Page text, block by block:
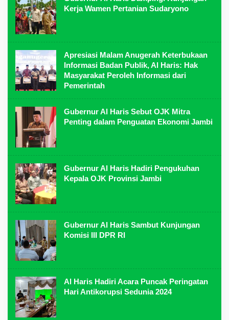
Kerja Wamen Pertanian Sudaryono
Apresiasi Malam Anugerah Keterbukaan
Informasi Badan Publik, Al Haris: Hak
Masyarakat Peroleh Informasi dari
Pemerintah
Gubernur Al Haris Sebut OJK Mitra
Penting dalam Penguatan Ekonomi Jambi
Gubernur Al Haris Hadiri Pengukuhan
Kepala OJK Provinsi Jambi
Gubernur Al Haris Sambut Kunjungan
Komisi III DPR RI
Al Haris Hadiri Acara Puncak Peringatan
Hari Antikorupsi Sedunia 2024